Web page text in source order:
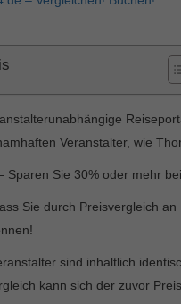
Veranstalter, wie
Sparen Sie 30% oder mehr
Sie durch Preisvergleich
sind inhaltlich
kann sich der zuvor